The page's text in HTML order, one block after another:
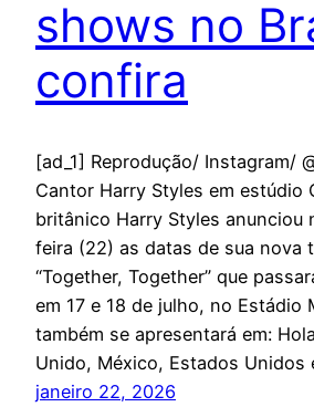
shows no
confira
[ad_1] Reprodução/ Instagram/
Cantor Harry Styles em estúdio
britânico Harry Styles anunciou
feira (22) as datas de sua nova
“Together, Together” que
em 17 e 18 de julho, no Estádio
também se apresentará em:
Unido, México, Estados Unidos
janeiro 22, 2026